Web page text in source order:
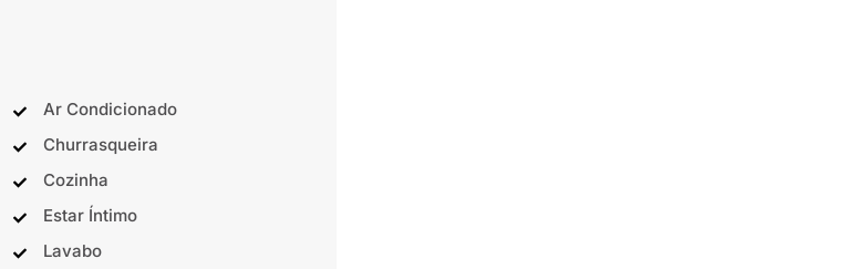
Ar Condicionado
Churrasqueira
Cozinha
Estar Íntimo
Lavabo